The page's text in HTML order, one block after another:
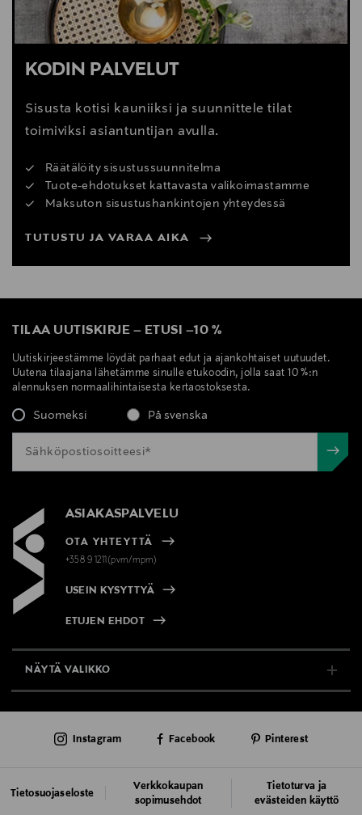
KODIN PALVELUT
Sisusta kotisi kauniiksi ja suunnittele tilat
toimiviksi asiantuntijan avulla.
Räätälöity sisustussuunnitelma
Tuote-ehdotukset kattavasta valikoimastamme
Maksuton sisustushankintojen yhteydessä
TUTUSTU JA VARAA AIKA
TILAA UUTISKIRJE – ETUSI –10 %
Uutiskirjeestämme löydät parhaat edut ja ajankohtaiset uutuudet.
Uutena tilaajana lähetämme sinulle etukoodin, jolla saat 10 %:n
alennuksen normaalihintaisesta kertaostoksesta.
Suomeksi På svenska
ASIAKASPALVELU
OTA YHTEYTTÄ
+358 9 1211(pvm/mpm)
USEIN KYSYTTYÄ
ETUJEN EHDOT
NÄYTÄ VALIKKO
AJANKOHTAISTA
Tietosuojaseloste
Verkkokaupan
sopimusehdot
Tietoturva ja
evästeiden käyttö
Instagram Facebook Pinterest